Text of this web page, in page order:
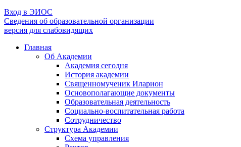
Вход в ЭИОС
Сведения об образовательной организации
версия для слабовидящих
Главная
Об Академии
Академия сегодня
История академии
Священномученик Иларион
Основополагающие документы
Образовательная деятельность
Социально-воспитательная работа
Сотрудничество
Структура Академии
Схема управления